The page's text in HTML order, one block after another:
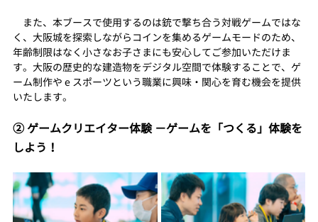
また、本ブースで使用するのは銃で撃ち合う対戦ゲームではな
く、大阪城を探索しながらコインを集めるゲームモードのため、
年齢制限はなく小さなお子さまにも安心してご参加いただけま
す。大阪の歴史的な建造物をデジタル空間で体験することで、ゲ
ーム制作や e スポーツという職業に興味・関心を育む機会を提供
いたします。
② ゲームクリエイター体験 −ゲームを「つくる」体験を
しよう！